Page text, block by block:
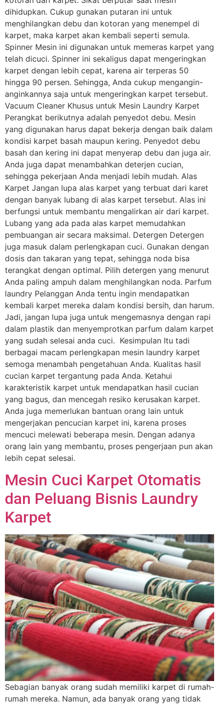
dihidupkan. Cukup gunakan putaran ini untuk
menghilangkan debu dan kotoran yang menempel di
karpet, maka karpet akan kembali seperti semula.
Spinner Mesin ini digunakan untuk memeras karpet yang
telah dicuci. Spinner ini sekaligus dapat mengeringkan
karpet dengan lebih cepat, karena air terperas 50
hingga 90 persen. Sehingga, Anda cukup mengangin-
anginkannya saja untuk mengeringkan karpet tersebut.
Vacuum Cleaner Khusus untuk Mesin Laundry Karpet
Perangkat berikutnya adalah penyedot debu. Mesin
yang digunakan harus dapat bekerja dengan baik dalam
kondisi karpet basah maupun kering. Penyedot debu
basah dan kering ini dapat menyerap debu dan juga air.
Anda juga dapat menambahkan deterjen cucian,
sehingga pekerjaan Anda menjadi lebih mudah. Alas
Karpet Jangan lupa alas karpet yang terbuat dari karet
dengan banyak lubang di alas karpet tersebut. Alas ini
berfungsi untuk membantu mengalirkan air dari karpet.
Lubang yang ada pada alas karpet memudahkan
pembuangan air secara maksimal. Detergen Detergen
juga masuk dalam perlengkapan cuci. Gunakan dengan
dosis dan takaran yang tepat, sehingga noda bisa
terangkat dengan optimal. Pilih detergen yang menurut
Anda paling ampuh dalam menghilangkan noda. Parfum
laundry Pelanggan Anda tentu ingin mendapatkan
kembali karpet mereka dalam kondisi bersih, dan harum.
Jadi, jangan lupa juga untuk mengemasnya dengan rapi
dalam plastik dan menyemprotkan parfum dalam karpet
yang sudah selesai anda cuci. Kesimpulan Itu tadi
berbagai macam perlengkapan mesin laundry karpet
semoga menambah pengetahuan Anda. Kualitas hasil
cucian karpet tergantung pada Anda. Ketahui
karakteristik karpet untuk mendapatkan hasil cucian
yang bagus, dan mencegah resiko kerusakan karpet.
Anda juga memerlukan bantuan orang lain untuk
mengerjakan pencucian karpet ini, karena proses
mencuci melewati beberapa mesin. Dengan adanya
orang lain yang membantu, proses pengerjaan pun akan
lebih cepat selesai.
Mesin Cuci Karpet Otomatis
dan Peluang Bisnis Laundry
Karpet
Sebagian banyak orang sudah memiliki karpet di rumah-
rumah mereka. Namun, ada banyak orang yang tidak